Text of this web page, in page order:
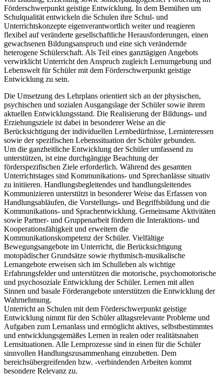
Förderschwerpunkt geistige Entwicklung. In dem Bemühen um
Schulqualität entwickeln die Schulen ihre Schul- und
Unterrichtskonzepte eigenverantwortlich weiter und reagieren
flexibel auf veränderte gesellschaftliche Herausforderungen, einen
gewachsenen Bildungsanspruch und eine sich verändernde
heterogene Schülerschaft. Als Teil eines ganztägigen Angebots
verwirklicht Unterricht den Anspruch zugleich Lernumgebung und
Lebenswelt für Schüler mit dem Förderschwerpunkt geistige
Entwicklung zu sein.
Die Umsetzung des Lehrplans orientiert sich an der physischen,
psychischen und sozialen Ausgangslage der Schüler sowie ihrem
aktuellen Entwicklungsstand. Die Realisierung der Bildungs- und
Erziehungsziele ist dabei in besonderer Weise an die
Berücksichtigung der individuellen Lernbedürfnisse, Lerninteressen
sowie der spezifischen Lebenssituation der Schüler gebunden.
Um die ganzheitliche Entwicklung der Schüler umfassend zu
unterstützen, ist eine durchgängige Beachtung der
förderspezifischen Ziele erforderlich. Während des gesamten
Unterrichtstages sind Kommunikations- und Sprechanlässe situativ
zu initiieren. Handlungsbegleitendes und handlungsleitendes
Kommunizieren unterstützt in besonderer Weise das Erfassen von
Handlungsabläufen, die Vorstellungs- und Begriffsbildung und die
Kommunikations- und Sprachentwicklung. Gemeinsame Aktivitäten
sowie Partner- und Gruppenarbeit fördern die Interaktions- und
Kooperationsfähigkeit und erweitern die
Kommunikationskompetenz der Schüler. Vielfältige
Bewegungsangebote im Unterricht, die Berücksichtigung
motopädischer Grundsätze sowie rhythmisch-musikalische
Lernangebote erweisen sich im Schulleben als wichtige
Erfahrungsfelder und unterstützen die motorische, psychomotorische
und psychosoziale Entwicklung der Schüler. Lernen mit allen
Sinnen und basale Förderangebote unterstützen die Entwicklung der
Wahrnehmung.
Unterricht an Schulen mit dem Förderschwerpunkt geistige
Entwicklung nimmt für den Schüler alltagsrelevante Probleme und
Aufgaben zum Lernanlass und ermöglicht aktives, selbstbestimmtes
und entwicklungsgemäßes Lernen in realen oder realitätsnahen
Lernsituationen. Alle Lernprozesse sind in einen für die Schüler
sinnvollen Handlungszusammenhang einzubetten. Dem
bereichsübergreifenden bzw. -verbindenden Arbeiten kommt
besondere Relevanz zu.